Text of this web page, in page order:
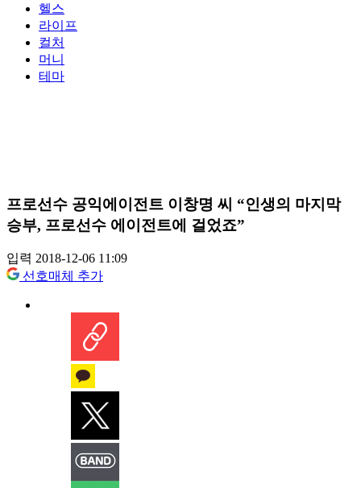
헬스
라이프
컬처
머니
테마
프로선수 공익에이전트 이창명 씨 “인생의 마지막
승부, 프로선수 에이전트에 걸었죠”
입력 2018-12-06 11:09
선호매체 추가